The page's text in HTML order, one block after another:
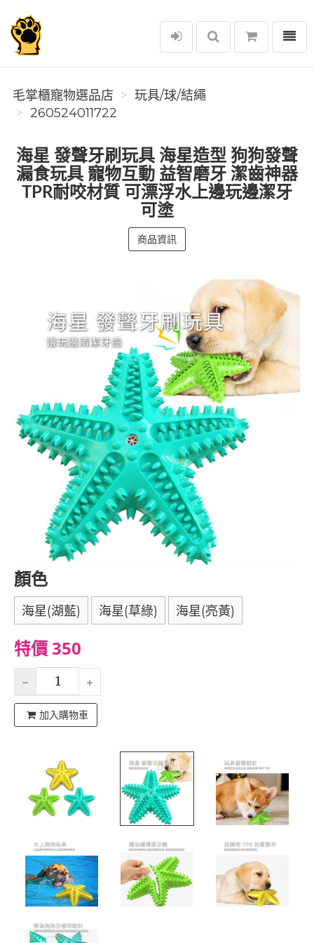
毛掌櫃寵物選品店
選單
毛掌櫃寵物選品店
玩具/球/結繩
260524011722
海星 發聲牙刷玩具 海星造型 狗狗發聲
漏食玩具 寵物互動 益智磨牙 潔齒神器
TPR耐咬材質 可漂浮水上邊玩邊潔牙
可塗
商品資訊
顏色
海星(湖藍) 海星(草綠) 海星(亮黃)
特價 350
加入購物車